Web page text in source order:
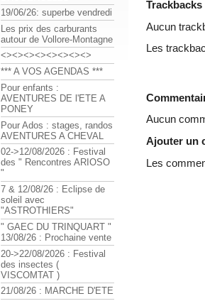
Trackbacks
Aucun
Les
Aucun
Ajouter un
Les
19/06/26: superbe vendredi
Les prix des carburants
autour de Vollore-Montagne
<><><><><><><><>
*** A VOS AGENDAS ***
Pour enfants :
AVENTURES DE l'ETE A
PONEY
Pour Ados : stages, randos
AVENTURES A CHEVAL
02->12/08/2026 : Festival
des " Rencontres ARIOSO
"
7 & 12/08/26 : Eclipse de
soleil avec
"ASTROTHIERS"
" GAEC DU TRINQUART "
13/08/26 : Prochaine vente
20->22/08/2026 : Festival
des insectes (
VISCOMTAT )
21/08/26 : MARCHE D'ETE